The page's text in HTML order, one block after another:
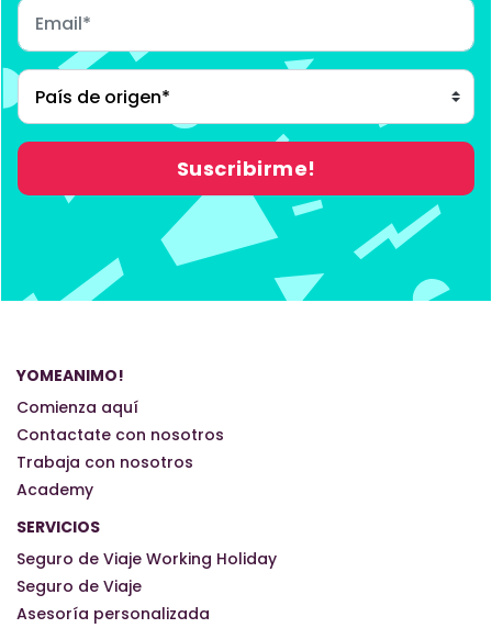
YOMEANIMO!
Comienza aquí
Contactate con nosotros
Trabaja con nosotros
Academy
SERVICIOS
Seguro de Viaje Working Holiday
Seguro de Viaje
Asesoría personalizada